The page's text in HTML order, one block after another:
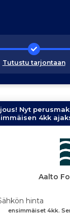
Tutustu tarjontaan
Nyt
4kk
Aalto
hinta
ensimmäiset 4kk.